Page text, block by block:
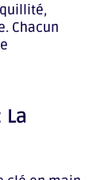
Chacun